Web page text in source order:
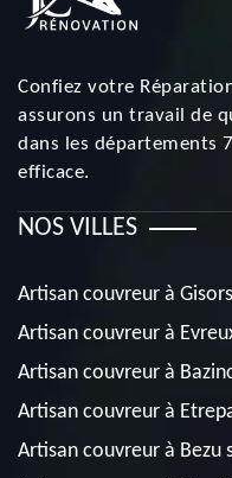
Confiez votre
assurons un travail de
dans les départements
efficace.
NOS VILLES
Artisan couvreur à
Artisan couvreur à
Artisan couvreur à
Artisan couvreur à
Artisan couvreur à Bezu